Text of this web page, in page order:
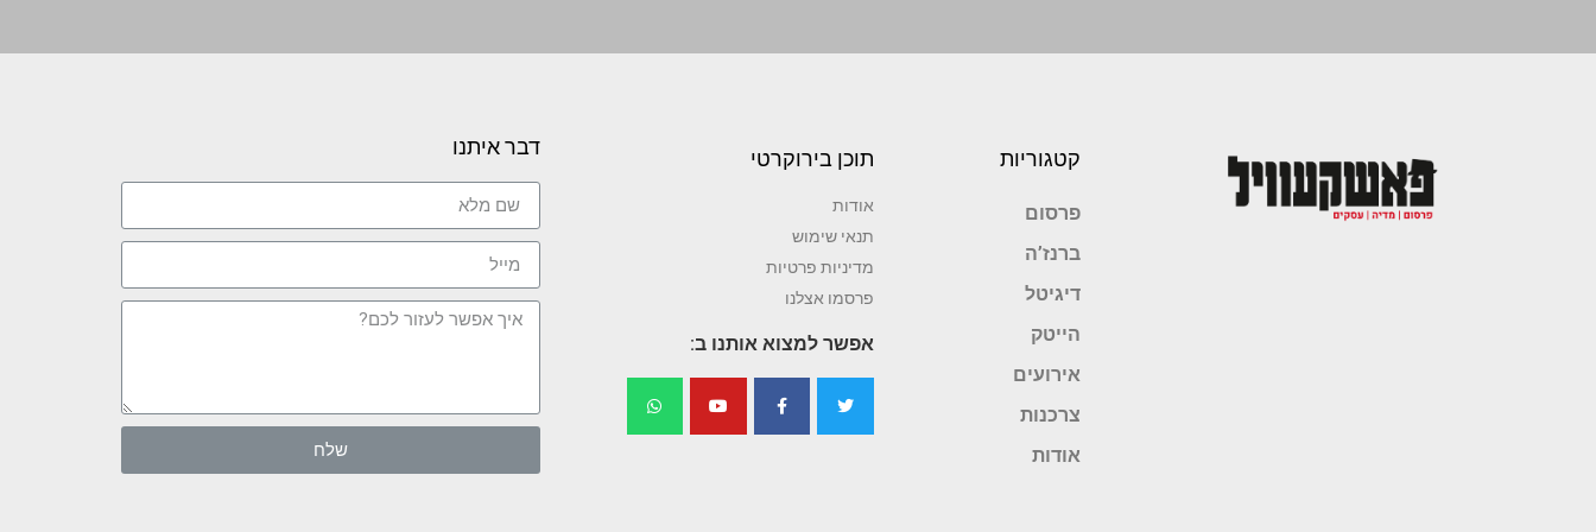
קטגוריות
פרסום
ברנז’ה
דיגיטל
הייטק
אירועים
צרכנות
אודות
תוכן בירוקרטי
אודות
תנאי שימוש
מדיניות פרטיות
פרסמו אצלנו
אפשר למצוא אותנו ב:
דבר איתנו
שלח